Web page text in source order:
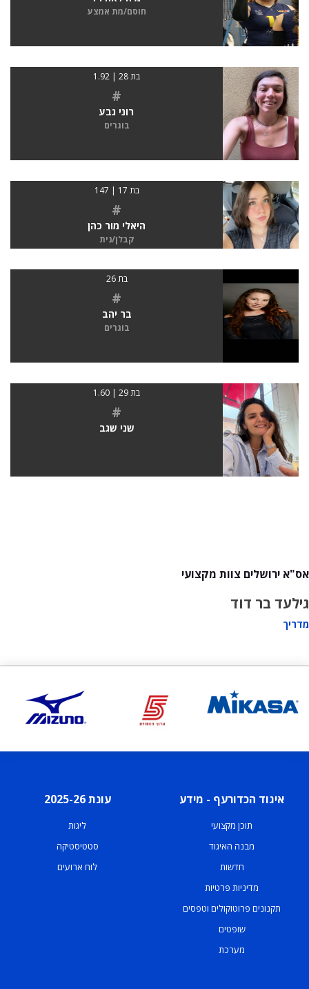
חוסם/מת אמצע
בת 28 | 1.92
#
רוני גבע
בוגרים
בת 17 | 147
#
היאלי מור כהן
קבלן/נית
בת 26
#
בר יהב
בוגרים
בת 29 | 1.60
#
שני שגב
אס"א ירושלים צוות מקצועי
גילעד בר דוד
מדריך
איגוד הכדורעף - מידע
תוכן מקצועי
מבנה האיגוד
חדשות
מדיניות פרטיות
תקנונים פרוטוקולים וטפסים
שופטים
מערכת
עונת 2025-26
ליגות
סטטיסטיקה
לוח ארועים